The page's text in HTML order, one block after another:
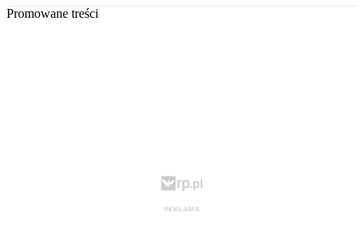
Promowane treści